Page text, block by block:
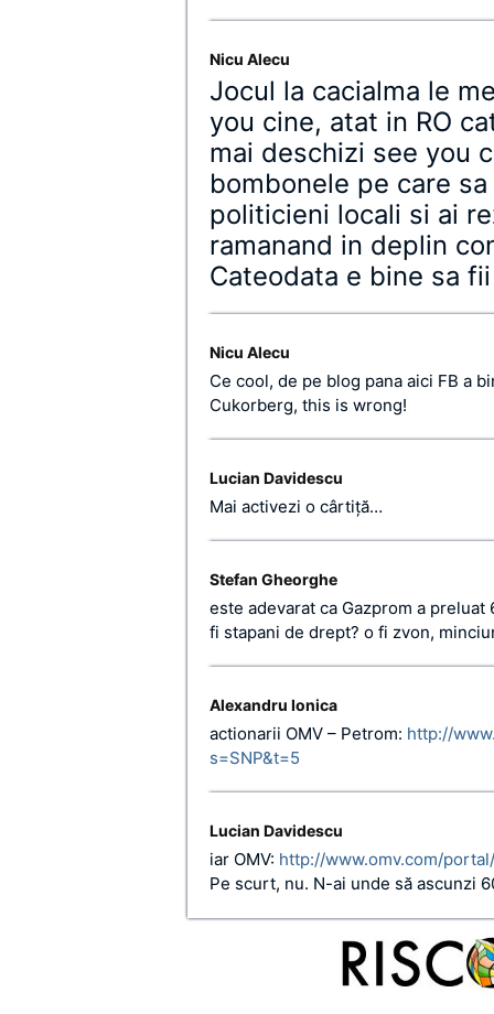
Nicu Alecu
Jocul la cacialma le
you cine, atat in RO
mai deschizi see you
bombonele pe care
politicieni locali si ai
ramanand in deplin
Cateodata e bine sa
Nicu Alecu
Ce cool, de pe blog pana aici FB a
Cukorberg, this is wrong!
Lucian Davidescu
Mai activezi o cârtiţă…
Stefan Gheorghe
este adevarat ca Gazprom a
fi stapani de drept? o fi zvon,
Alexandru Ionica
actionarii OMV – Petrom: http://
s=SNP&t=5
Lucian Davidescu
iar OMV: http://www.omv.com/
Pe scurt, nu. N-ai unde să ascunzi